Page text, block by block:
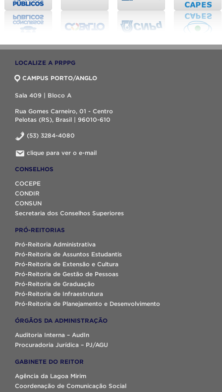
LOCALIZE A PRPPG
CAMPUS PORTO/ANGLO
Sala 409 | Bloco A
Rua Gomes Carneiro, 01 - Centro
Pelotas (RS), Brasil | 96010-610
(53) 3284-4080
clique para ver o e-mail
CONSELHOS
COCEPE
CONDIR
CONSUN
Secretaria dos Conselhos Superiores
PRÓ-REITORIAS
Pró-Reitoria Administrativa
Pró-Reitoria de Assuntos Estudantis
Pró-Reitoria de Extensão e Cultura
Pró-Reitoria de Gestão de Pessoas
Pró-Reitoria de Graduação
Pró-Reitoria de Infraestrutura
Pró-Reitoria de Planejamento e Desenvolvimento
ÓRGÃOS DA ADMINISTRAÇÃO
Auditoria Interna – AudIn
Procuradoria Jurídica – PJ/AGU
GABINETE DO REITOR
Agência da Lagoa Mirim
Coordenação de Comunicação Social